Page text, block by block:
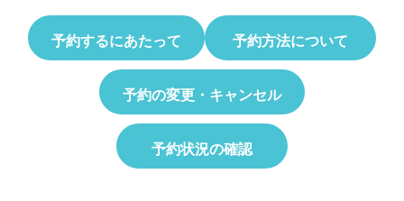
予約するにあたって 予約方法について
予約の変更・キャンセル
予約状況の確認